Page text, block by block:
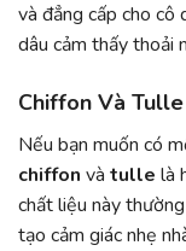
và đẳng cấp cho cô
dâu cảm thấy thoải
Chiffon Và
Nếu bạn muốn có
chiffon và tulle là
chất liệu này
tạo cảm giác nhẹ